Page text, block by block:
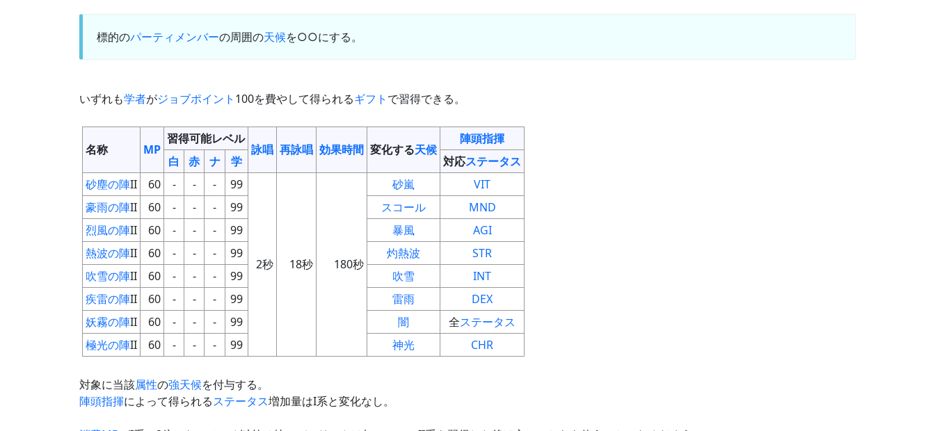
標的のパーティメンバーの周囲の天候を○○にする。
いずれも学者がジョブポイント 100を費やして得られるギフト で習得できる。
名称 MP
習得可能レベル
詠唱 再詠唱 効果時間 変化する天候
陣頭指揮
白
赤 ナ 学 対応ステータス
砂塵の陣II 60 - - - 99
2秒 18秒 180秒
砂嵐
VIT
豪雨の陣II 60 - - - 99 スコール
MND
烈風の陣II 60 - - - 99 暴風
AGI
熱波の陣II 60 - - - 99 灼熱波
STR
吹雪の陣II 60 - - - 99 吹雪
INT
疾雷の陣II 60 - - - 99 雷雨
DEX
妖霧の陣II 60 - - - 99 闇 全ステータス
極光の陣II 60 - - - 99 神光 CHR
対象に当該属性の強天候を付与する。
陣頭指揮によって得られるステータス増加量はI系と変化なし。